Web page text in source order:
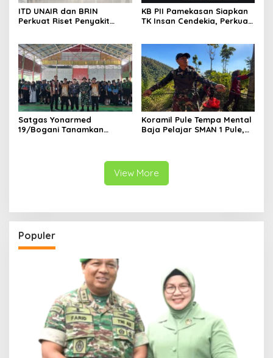
ITD UNAIR dan BRIN
Perkuat Riset Penyakit
KB PII Pamekasan Siapkan
TK Insan Cendekia, Perkuat
Satgas Yonarmed
19/Bogani Tanamkan
Koramil Pule Tempa Mental
Baja Pelajar SMAN 1 Pule,
View More
Populer